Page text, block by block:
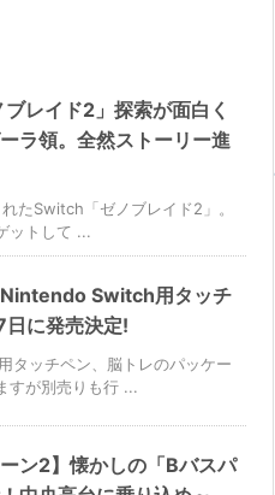
レイド2」探索が面白く
ラ領。全然ストーリー進
たSwitch「ゼノブレイド2」。
ットして ...
Switch用タッチ
に発売決定!
タッチペン、脳トレのパッケー
すが別売りも行 ...
ーン2】懐かしの「Bバスパ